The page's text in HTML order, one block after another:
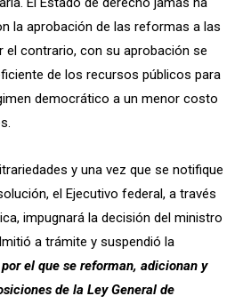
la aprobación de las reformas a las
el contrario, con su aprobación se
de los recursos públicos para
democrático a un menor costo
y una vez que se notifique
el Ejecutivo federal, a través
impugnará la decisión del ministro
a trámite y suspendió la
el que se reforman, adicionan y
de la Ley General de